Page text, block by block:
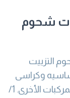
شحوم
التزييت
وكراسى
محاور عجل سيارات الركوب والشاحنات والمركبات الأخرى. 1/